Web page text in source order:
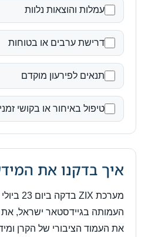
עמלות והוצאות נלוות
דרישת ערבים או בטוחות
תנאים לפירעון מוקדם
טיפול באיחור או בקושי זמני
איך בדקנו את
את העמוד הציבורי של הקרן